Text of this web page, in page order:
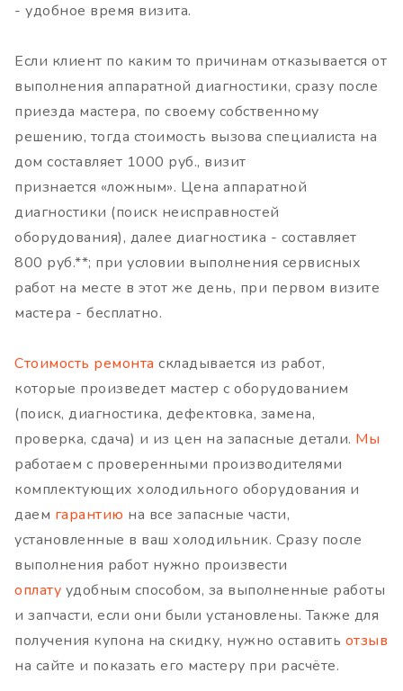
- удобное время визита.
Если клиент по каким то причинам отказывается от
выполнения аппаратной диагностики, сразу после
приезда мастера, по своему собственному
решению, тогда стоимость вызова специалиста на
дом составляет 1000 руб., визит
признается «ложным». Цена аппаратной
диагностики (поиск неисправностей
оборудования), далее диагностика - составляет
800 руб.**; при условии выполнения сервисных
работ на месте в этот же день, при первом визите
мастера - бесплатно.
Стоимость ремонта складывается из работ,
которые произведет мастер с оборудованием
(поиск, диагностика, дефектовка, замена,
проверка, сдача) и из цен на запасные детали. Мы
работаем с проверенными производителями
комплектующих холодильного оборудования и
даем гарантию на все запасные части,
установленные в ваш холодильник. Сразу после
выполнения работ нужно произвести
оплату удобным способом, за выполненные работы
и запчасти, если они были установлены. Также для
получения купона на скидку, нужно оставить отзыв
на сайте и показать его мастеру при расчёте.